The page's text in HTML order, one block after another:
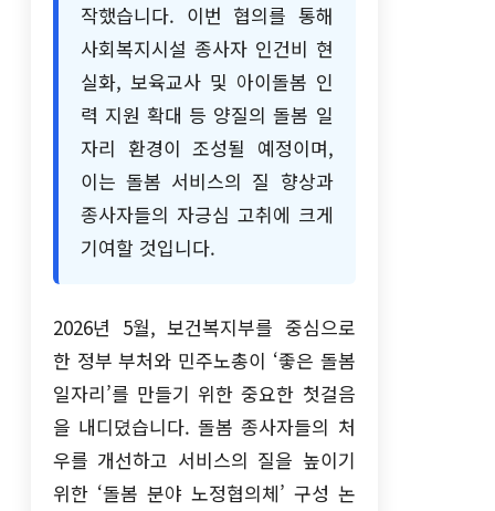
작했습니다. 이번 협의를 통해
사회복지시설 종사자 인건비 현
실화, 보육교사 및 아이돌봄 인
력 지원 확대 등 양질의 돌봄 일
자리 환경이 조성될 예정이며,
이는 돌봄 서비스의 질 향상과
종사자들의 자긍심 고취에 크게
기여할 것입니다.
2026년 5월, 보건복지부를 중심으로
한 정부 부처와 민주노총이 ‘좋은 돌봄
일자리’를 만들기 위한 중요한 첫걸음
을 내디뎠습니다. 돌봄 종사자들의 처
우를 개선하고 서비스의 질을 높이기
위한 ‘돌봄 분야 노정협의체’ 구성 논